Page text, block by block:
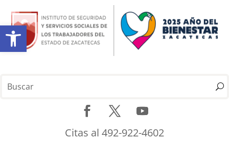
Abrir barra de herramientas
Citas al 492-922-4602